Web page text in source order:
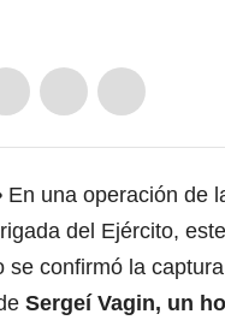
En una operación de
del Ejército,
se confirmó la
Sergeí Vagin, un